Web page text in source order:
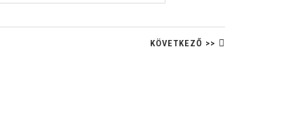
KÖVETKEZŐ >>